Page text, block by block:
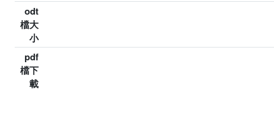
odt
檔大
小
pdf
檔下
載